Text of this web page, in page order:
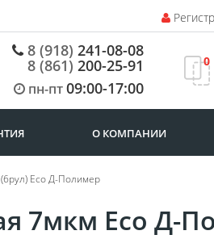
8 (918) 241-08-08
8 (861) 200-25-91
пн-пт09:00-17:00
0
О КОМПАНИИ
Eco Д-Полимер
7мкм Eco Д-